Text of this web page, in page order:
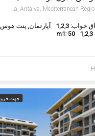
Alanya, Antalya, Mediterranean Region, 74000, Turkey
خواب: 1,2,3
m1: 50
آپارتمان, پنت هوس
جهت